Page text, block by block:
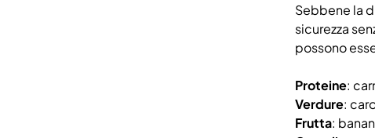
Sebbene la
sicurezza
possono
Proteine:
Verdure:
Frutta: